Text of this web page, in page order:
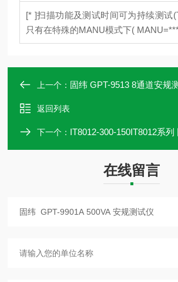
[* ]扫描功能及测试时间可为持续测试
只有在特殊的MANU模式下(
上一个： 固纬 GPT-9513 8通道安规
返回列表
下一个： IT8012-300-150IT8012系列 回
在线留言